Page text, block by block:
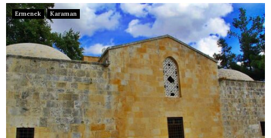
Ermenek Karaman